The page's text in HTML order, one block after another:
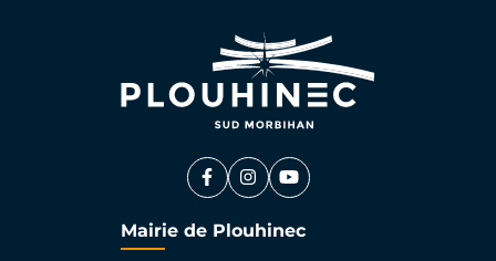
Facebook
(ouverture dans un nouvel onglet)
Instagram
(ouverture dans un nouvel
YouTube
(ouverture dans un
Mairie de Plouhinec